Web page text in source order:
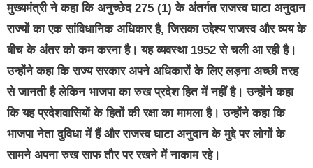
मुख्यमंत्री ने कहा कि अनुच्छेद 275 (1) के अंतर्गत राजस्व घाटा अनुदान
राज्यों का एक सांविधानिक अधिकार है, जिसका उद्देश्य राजस्व और व्यय के
बीच के अंतर को कम करना है। यह व्यवस्था 1952 से चली आ रही है।
उन्होंने कहा कि राज्य सरकार अपने अधिकारों के लिए लड़ना अच्छी तरह
से जानती है लेकिन भाजपा का रुख प्रदेश हित में नहीं है। उन्होंने कहा
कि यह प्रदेशवासियों के हितों की रक्षा का मामला है। उन्होंने कहा कि
भाजपा नेता दुविधा में हैं और राजस्व घाटा अनुदान के मुद्दे पर लोगों के
सामने अपना रुख साफ तौर पर रखने में नाकाम रहे।